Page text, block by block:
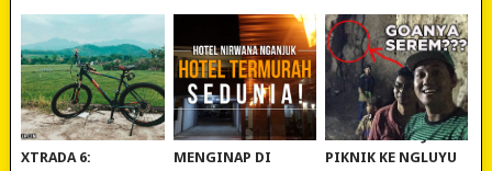
REVIEW POLYGON
XTRADA 6:
MURAH BANGET!
MENGINAP DI
WISATA NGANJUK:
PIKNIK KE NGLUYU